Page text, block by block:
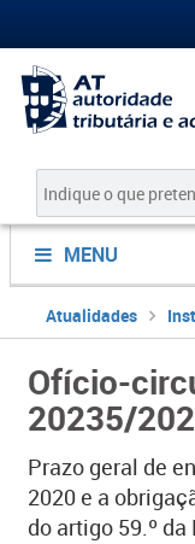
MENU
Atualidades
Ofício-
20235/
Prazo geral de
2020 e a
do artigo 59.º da